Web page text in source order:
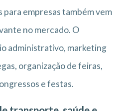
para empresas também vem
no mercado. O
administrativo, marketing
organização de feiras,
e festas.